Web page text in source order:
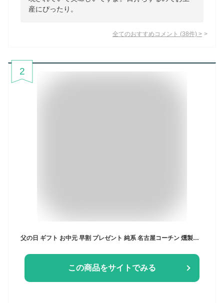
産にぴったり。
全てのおすすめコメント (38件) >
2
父の日 ギフト お中元 早割 プレゼント 純系 名古屋コーチン 燻製ロール 3種 セット 送料無料 国産 鶏肉 地鶏 食べ物 鶏 ありがとう おめでとう お祝い 贈り物 お土産 ブロックハム 厚切り ハム 詰め合わせ 内祝い お礼 お誕生日 父の日ギフト 49
この商品をサイトでみる